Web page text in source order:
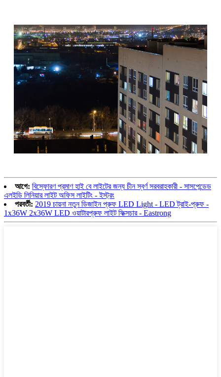
আগে: বিস্ফোরণ প্রমাণ হাই বে লাইটের জন্য চীন স্বর্ণ সরবরাহকারী - সাসপেন্ডেড
এলইডি লিনিয়ার লাইট অফিস লাইটিং - ইস্ট্রং
পরবর্তী: 2019 চায়না নতুন ডিজাইন প্রুফ LED Light - LED ট্রাই-প্রুফ -
1x36W 2x36W LED ওয়াটারপ্রুফ লাইট ফিক্সচার - Eastrong